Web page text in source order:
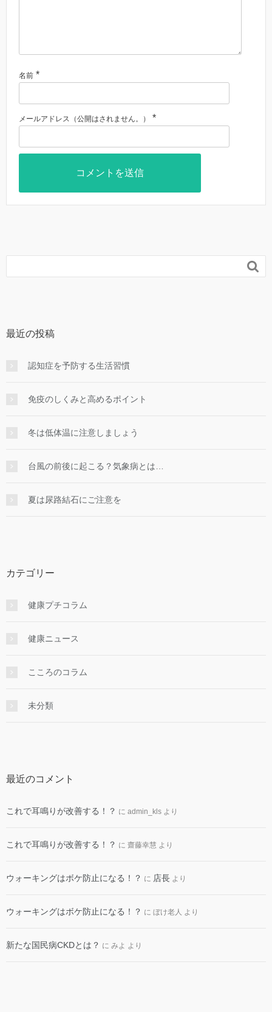
名前 *
メールアドレス（公開はされません。） *

最近の投稿
認知症を予防する生活習慣
免疫のしくみと高めるポイント
冬は低体温に注意しましょう
台風の前後に起こる？気象病とは…
夏は尿路結石にご注意を
カテゴリー
健康プチコラム
健康ニュース
こころのコラム
未分類
最近のコメント
これで耳鳴りが改善する！？ に admin_kls より
これで耳鳴りが改善する！？ に 齋藤幸慧 より
ウォーキングはボケ防止になる！？ に 店長 より
ウォーキングはボケ防止になる！？ に ぼけ老人 より
新たな国民病CKDとは？ に みよ より